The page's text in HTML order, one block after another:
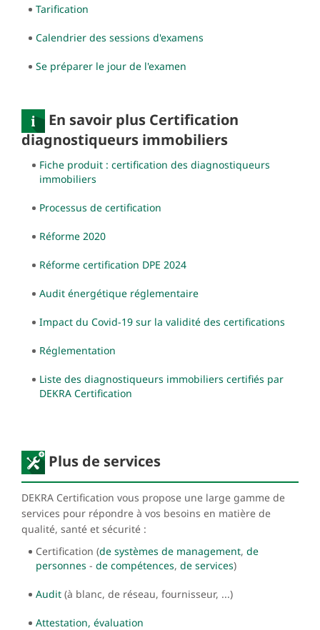
Tarification
Calendrier des sessions d'examens
Se préparer le jour de l'examen
En savoir plus Certification
diagnostiqueurs immobiliers
Fiche produit : certification des diagnostiqueurs
immobiliers
Processus de certification
Réforme 2020
Réforme certification DPE 2024
Audit énergétique réglementaire
Impact du Covid-19 sur la validité des certifications
Réglementation
Liste des diagnostiqueurs immobiliers certifiés par
DEKRA Certification
Plus de services
DEKRA Certification vous propose une large gamme de
services pour répondre à vos besoins en matière de
qualité, santé et sécurité :
Certification (de systèmes de management, de
personnes - de compétences, de services)
Audit (à blanc, de réseau, fournisseur, ...)
Attestation, évaluation